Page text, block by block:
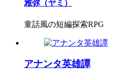
雅弥（ヤミ）
童話風の短編探索RPG
アナンタ英雄譚